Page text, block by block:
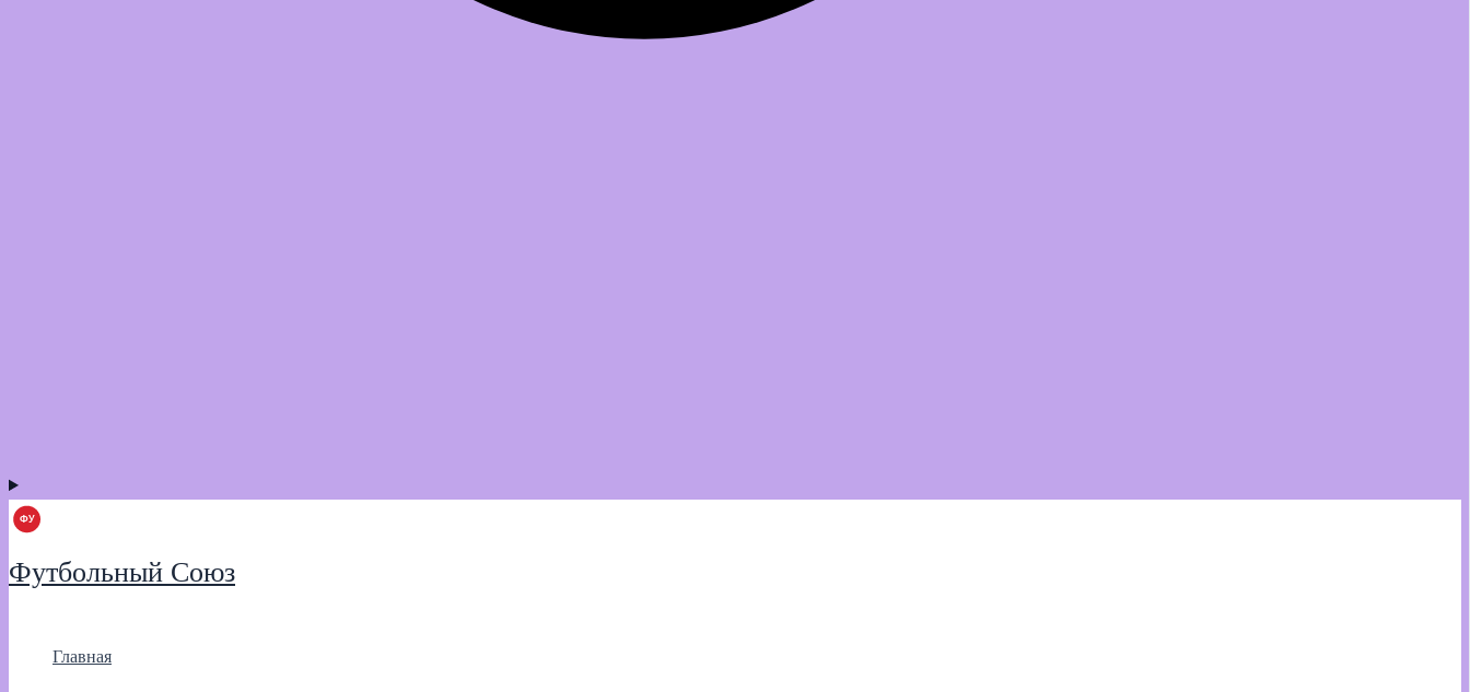
Футбольный Союз
Главная